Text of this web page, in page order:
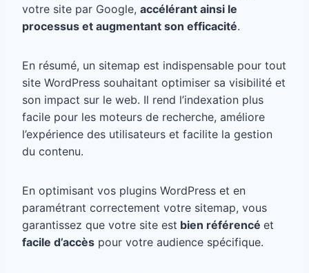
votre site par Google, accélérant ainsi le
processus et augmentant son efficacité.
En résumé, un sitemap est indispensable pour tout
site WordPress souhaitant optimiser sa visibilité et
son impact sur le web. Il rend l’indexation plus
facile pour les moteurs de recherche, améliore
l’expérience des utilisateurs et facilite la gestion
du contenu.
En optimisant vos plugins WordPress et en
paramétrant correctement votre sitemap, vous
garantissez que votre site est bien référencé et
facile d’accès pour votre audience spécifique.